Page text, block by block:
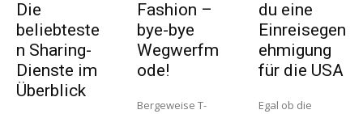
Die
beliebteste
n Sharing-
Dienste im
Überblick
Fashion –
bye-bye
Wegwerfm
ode!
Bergeweise T-
du eine
Einreisegen
ehmigung
für die USA
Egal ob die